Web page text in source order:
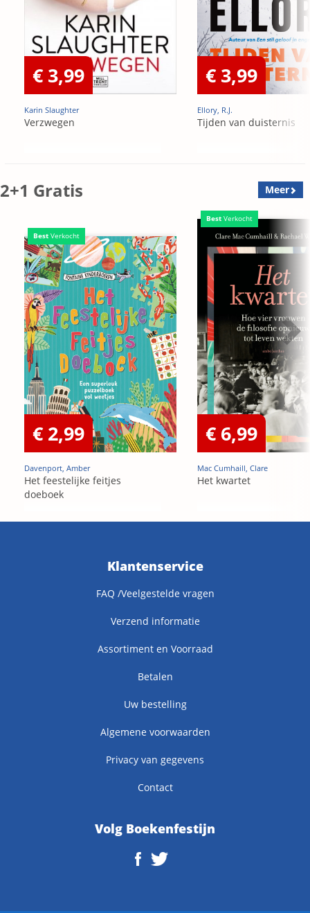
€ 3,99
Karin Slaughter
Verzwegen
€ 3,99
Ellory, R.J.
Tijden van duisternis
2+1 Gratis Meer
Best Verkocht
€ 2,99
Davenport, Amber
Het feestelijke feitjes
doeboek
Best Verkocht
€ 6,99
Mac Cumhaill, Clare
Het kwartet
Klantenservice
FAQ /Veelgestelde vragen
Verzend informatie
Assortiment en Voorraad
Betalen
Uw bestelling
Algemene voorwaarden
Privacy van gegevens
Contact
Volg Boekenfestijn